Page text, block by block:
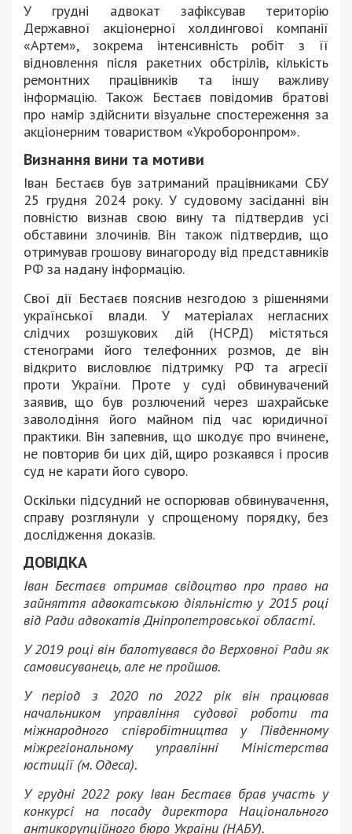
У грудні адвокат зафіксував територію
Державної акціонерної холдингової компанії
«Артем», зокрема інтенсивність робіт з її
відновлення після ракетних обстрілів, кількість
ремонтних працівників та іншу важливу
інформацію. Також Бестаєв повідомив братові
про намір здійснити візуальне спостереження за
акціонерним товариством «Укроборонпром».
Визнання вини та мотиви
Іван Бестаєв був затриманий працівниками СБУ
25 грудня 2024 року. У судовому засіданні він
повністю визнав свою вину та підтвердив усі
обставини злочинів. Він також підтвердив, що
отримував грошову винагороду від представників
РФ за надану інформацію.
Свої дії Бестаєв пояснив незгодою з рішеннями
української влади. У матеріалах негласних
слідчих розшукових дій (НСРД) містяться
стенограми його телефонних розмов, де він
відкрито висловлює підтримку РФ та агресії
проти України. Проте у суді обвинувачений
заявив, що був розлючений через шахрайське
заволодіння його майном під час юридичної
практики. Він запевнив, що шкодує про вчинене,
не повторив би цих дій, щиро розкаявся і просив
суд не карати його суворо.
Оскільки підсудний не оспорював обвинувачення,
справу розглянули у спрощеному порядку, без
дослідження доказів.
ДОВІДКА
Іван Бестаєв отримав свідоцтво про право на
зайняття адвокатською діяльністю у 2015 році
від Ради адвокатів Дніпропетровської області.
У 2019 році він балотувався до Верховної Ради як
самовисуванець, але не пройшов.
У період з 2020 по 2022 рік він працював
начальником управління судової роботи та
міжнародного співробітництва у Південному
міжрегіональному управлінні Міністерства
юстиції (м. Одеса).
У грудні 2022 року Іван Бестаєв брав участь у
конкурсі на посаду директора Національного
антикорупційного бюро України (НАБУ).